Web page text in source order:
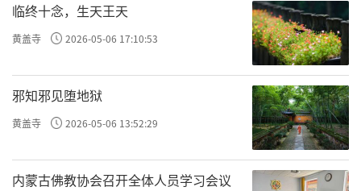
临终十念，生天王天
黄盖寺 2026-05-06 17:10:53
邪知邪见堕地狱
黄盖寺 2026-05-06 13:52:29
内蒙古佛教协会召开全体人员学习会议